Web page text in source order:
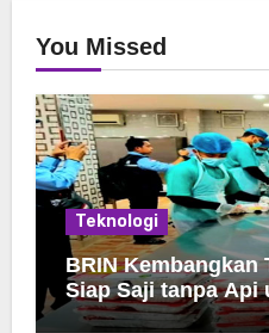
You Missed
Teknologi
BRIN Kembangkan
Siap Saji tanpa Api
Jamah Haji